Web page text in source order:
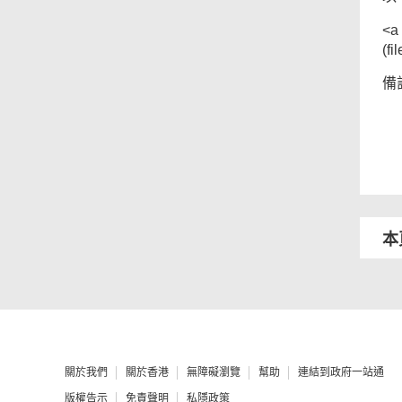
<a
備
本
關於我們 關於香港 無障礙瀏覽 幫助 連結到政府一站通
版權告示 免責聲明 私隱政策